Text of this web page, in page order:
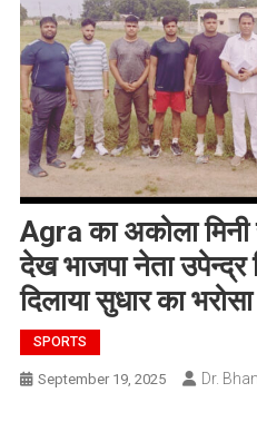
Agra का अकोला मिनी
देख भाजपा नेता
दिलाया सुधार का भरोसा
SPORTS
September 19, 2025 Dr.